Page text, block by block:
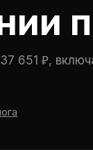
КОРЕЯ
Genesis
651 ₽,